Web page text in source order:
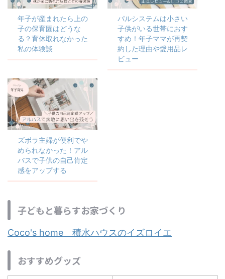
年子が産まれたら上の
子の保育園はどうな
る？育休取れなかった
私の体験談
パルシステムは小さい
子供がいる世帯におす
すめ！年子ママが再契
約した理由や愛用品レ
ビュー
ズボラ主婦が便利でや
められなかった！アル
バスで子供の自己肯定
感をアップする
子どもと暮らすお家づくり
Coco's home 積水ハウスのイズロイエ
おすすめグッズ